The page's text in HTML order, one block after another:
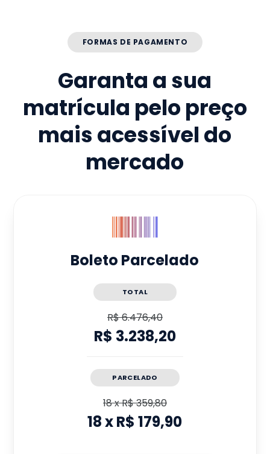
FORMAS DE PAGAMENTO
Garanta a sua
matrícula pelo preço
mais acessível do
mercado
Boleto Parcelado
TOTAL
R$ 6.476,40
R$ 3.238,20
PARCELADO
18xR$ 359,80
18xR$ 179,90